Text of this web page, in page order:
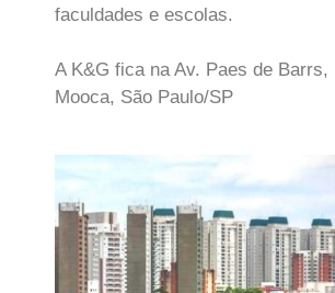
faculdades e escolas.
A K&G fica na Av. Paes de Barrs,
Mooca, São Paulo/SP